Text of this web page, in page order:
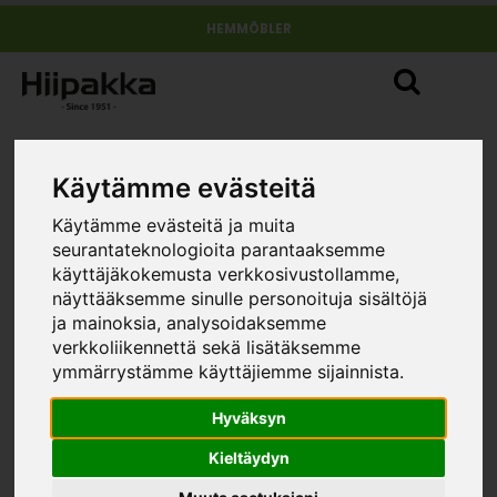
Käytämme evästeitä
Käytämme evästeitä ja muita
seurantateknologioita parantaaksemme
käyttäjäkokemusta verkkosivustollamme,
näyttääksemme sinulle personoituja sisältöjä
ja mainoksia, analysoidaksemme
verkkoliikennettä sekä lisätäksemme
ymmärrystämme käyttäjiemme sijainnista.
Hyväksyn
Kieltäydyn
HEMMÖBLER
E J Hiipakka
Hiipakka är ett familjeföretag som betjänar
möbelindustrin i hela Finland. Vi letar världen över efter
nya, innovativa komponeter som kan användas inom
möbel- och köksinredningsindustrin.
Vi har en egen fabrik som tillverkar moderna, snygga
och funktionella möbler för finländska och
skandinaviska hem. Våra möbler tillverkas i Jurva i
Kurikka kommun, som ligger i Södra
Österbotten i Finland. Dessa trakter har en lång